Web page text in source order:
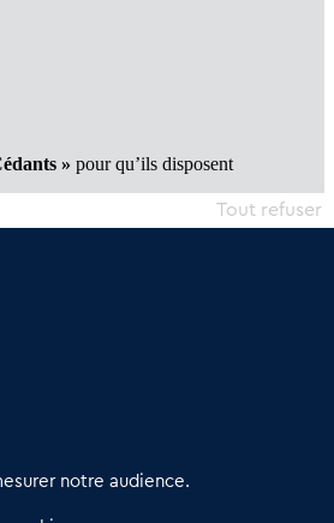
» pour qu’ils disposent
notre audience.
Tout refuser